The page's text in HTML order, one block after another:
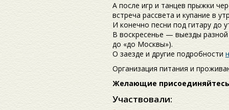
А после игр и танцев прыжки
встреча рассвета и купание в
И конечно песни под гитару до
В воскресенье — выезды
до «до Москвы»).
О заезде и другие подробности
Организация питания и
Желающие
Участвовали: